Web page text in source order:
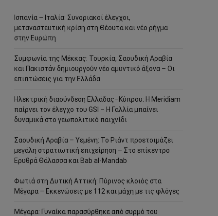
Ισπανία – Ιταλία: Συνοριακοί έλεγχοι,
μεταναστευτική κρίση στη Θέουτα και νέο ρήγμα
στην Ευρώπη
Συμφωνία της Μέκκας: Τουρκία, Σαουδική Αραβία
και Πακιστάν δημιουργούν νέο αμυντικό άξονα – Οι
επιπτώσεις για την Ελλάδα
Ηλεκτρική διασύνδεση Ελλάδας–Κύπρου: Η Meridiam
παίρνει τον έλεγχο του GSI – Η Γαλλία μπαίνει
δυναμικά στο γεωπολιτικό παιχνίδι
Σαουδική Αραβία – Υεμένη: Το Ριάντ προετοιμάζει
μεγάλη στρατιωτική επιχείρηση – Στο επίκεντρο
Ερυθρά Θάλασσα και Bab al-Mandab
Φωτιά στη Δυτική Αττική: Πύρινος κλοιός στα
Μέγαρα – Εκκενώσεις με 112 και μάχη με τις φλόγες
Μέγαρα: Γυναίκα παρασύρθηκε από συρμό του